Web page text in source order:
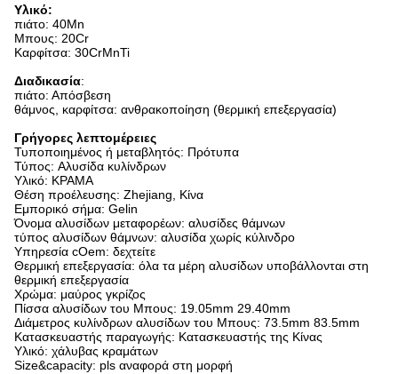
Υλικό:
πιάτο: 40Mn
Μπους: 20Cr
Καρφίτσα: 30CrMnTi
Διαδικασία:
πιάτο: Απόσβεση
θάμνος, καρφίτσα: ανθρακοποίηση (θερμική επεξεργασία)
Γρήγορες λεπτομέρειες
Τυποποιημένος ή μεταβλητός: Πρότυπα
Τύπος: Αλυσίδα κυλίνδρων
Υλικό: ΚΡΑΜΑ
Θέση προέλευσης: Zhejiang, Κίνα
Εμπορικό σήμα: Gelin
Όνομα αλυσίδων μεταφορέων: αλυσίδες θάμνων
τύπος αλυσίδων θάμνων: αλυσίδα χωρίς κύλινδρο
Υπηρεσία cOem: δεχτείτε
Θερμική επεξεργασία: όλα τα μέρη αλυσίδων υποβάλλονται στη
θερμική επεξεργασία
Χρώμα: μαύρος γκρίζος
Πίσσα αλυσίδων του Μπους: 19.05mm 29.40mm
Διάμετρος κυλίνδρων αλυσίδων του Μπους: 73.5mm 83.5mm
Κατασκευαστής παραγωγής: Κατασκευαστής της Κίνας
Υλικό: χάλυβας κραμάτων
Size&capacity: pls αναφορά στη μορφή